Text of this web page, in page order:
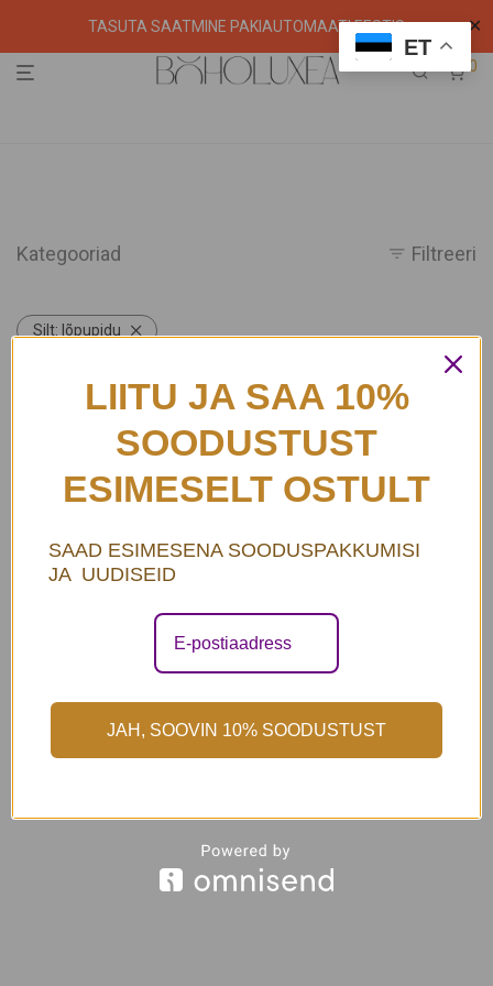
TASUTA SAATMINE PAKIAUTOMAATI EESTIS ✕
0
Kategooriad Filtreeri
Silt: lõpupidu
Kaelakee Grace sinine
ET
LIITU JA SAA 10%
SOODUSTUST
ESIMESELT OSTULT
SAAD ESIMESENA SOODUSPAKKUMISI
JA UUDISEID
JAH, SOOVIN 10% SOODUSTUST